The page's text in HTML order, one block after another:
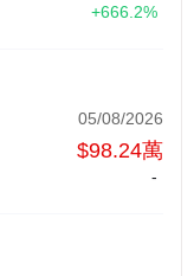
+666.2%
05/08/2026
$98.24萬
-